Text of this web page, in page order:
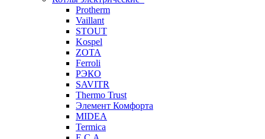
Protherm
Vaillant
STOUT
Kospel
ZOTA
Ferroli
РЭКО
SAVITR
Thermo Trust
Элемент Комфорта
MIDEA
Termica